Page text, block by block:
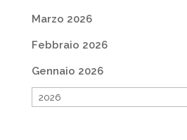
Marzo 2026
Febbraio 2026
Gennaio 2026